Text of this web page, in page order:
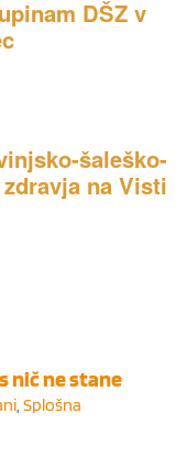
DŠZ v
šaleško-
na Visti
nič ne stane
, Splošna